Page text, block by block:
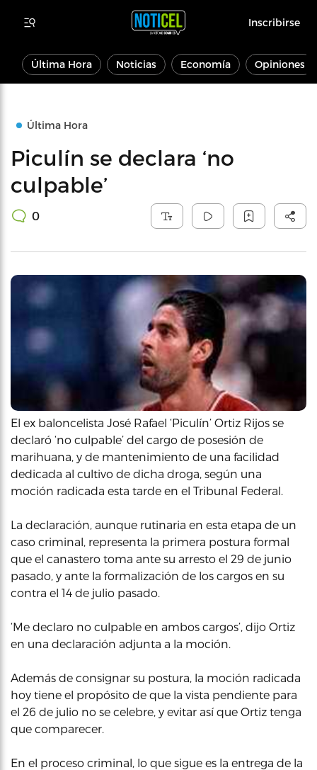
Inscribirse
Última Hora Noticias Economía Opiniones
Última Hora
Piculín se declara ‘no
culpable’
0
El ex baloncelista José Rafael ‘Piculín’ Ortiz Rijos se
declaró ‘no culpable’ del cargo de posesión de
marihuana, y de mantenimiento de una facilidad
dedicada al cultivo de dicha droga, según una
moción radicada esta tarde en el Tribunal Federal.
La declaración, aunque rutinaria en esta etapa de un
caso criminal, representa la primera postura formal
que el canastero toma ante su arresto el 29 de junio
pasado, y ante la formalización de los cargos en su
contra el 14 de julio pasado.
‘Me declaro no culpable en ambos cargos’, dijo Ortiz
en una declaración adjunta a la moción.
Además de consignar su postura, la moción radicada
hoy tiene el propósito de que la vista pendiente para
el 26 de julio no se celebre, y evitar así que Ortiz tenga
que comparecer.
En el proceso criminal, lo que sigue es la entrega de la